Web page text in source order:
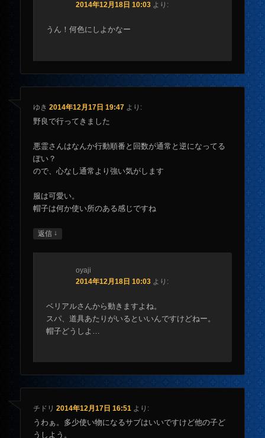
2014年12月18日 10:03 より:
うん！何色にしよかなー
ゆき 2014年12月17日 19:47 より:
野良で行ってきました
悪霊さんはなんか行動順番と回数が通常と逆になってる
ぽい？
ので、心なし通常より強い気がします
服は可愛い。
帽子は何か使い所のある感じですね
返信 ↓
oyaji
2014年12月18日 10:03 より:
ベリアルさんから動きますよね。
スパ、道具あたりがいるといいんですけどねー。
帽子どうしよ…
チドリ 2014年12月17日 16:51 より:
うわぁ。多少使い物になるサブはいいですけど他の子ど
うしよう。